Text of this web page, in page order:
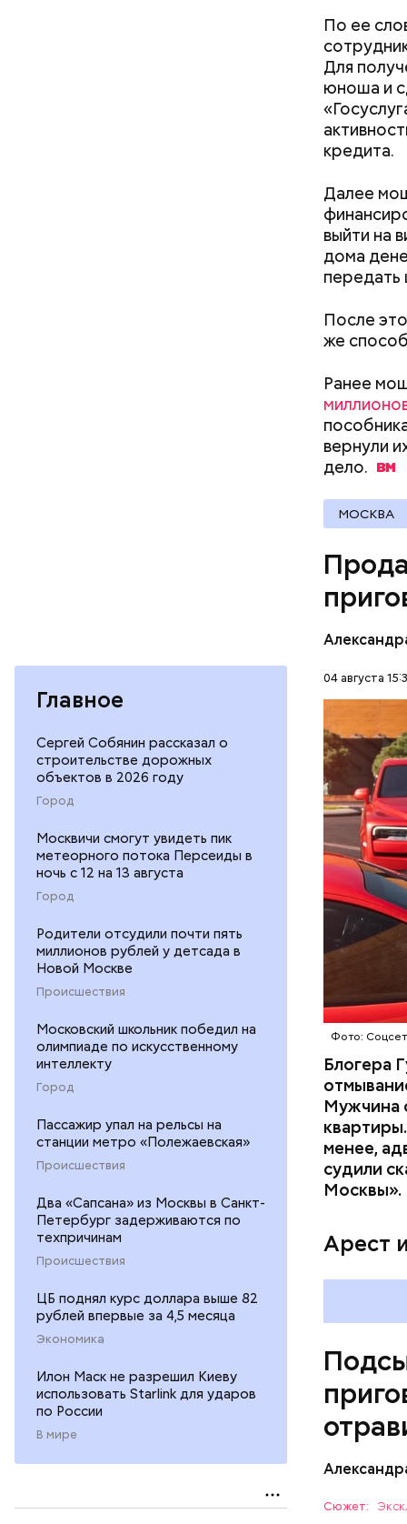
Главное
Сергей Собянин рассказал о
строительстве дорожных
объектов в 2026 году
Город
Москвичи смогут увидеть пик
метеорного потока Персеиды в
ночь с 12 на 13 августа
Город
Родители отсудили почти пять
миллионов рублей у детсада в
Новой Москве
Происшествия
Московский школьник победил на
олимпиаде по искусственному
интеллекту
Город
Пассажир упал на рельсы на
станции метро «Полежаевская»
Происшествия
Два «Сапсана» из Москвы в Санкт-
Петербург задерживаются по
техпричинам
Происшествия
ЦБ поднял курс доллара выше 82
рублей впервые за 4,5 месяца
Экономика
Илон Маск не разрешил Киеву
использовать Starlink для ударов
по России
В мире
По ее
Для
юноша и
кредита.
Далее
выйти на
дома
передать
После
же
Ранее
вернули
дело.
МОСКВА
04 августа
Фото:
Блогера
Мужчина
менее,
судили
Москвы».
Арест
В мае
Гусейна
неуплате
размере.
Фото:
деньги
счетами.
НАЛОГИ
ГАСАН
Сюжет:
Видео:
скрытую
матери и
пищу ела
что
которая
дней
Кто